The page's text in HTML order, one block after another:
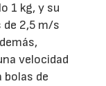
1 kg, y su
2,5 m/s
velocidad
bolas de